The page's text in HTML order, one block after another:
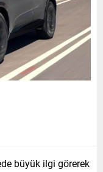
büyük ilgi görerek